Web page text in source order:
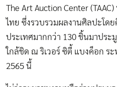
The Art Auction Center
ไทย ซึ่งรวบรวมผลงานศิลปะโ
ประเทศมากกว่า 130 ชิ้นมาประ
ใกล้ชิด ณ ริเวอร์ ซิตี้ แบงค็อก​ ร
2565 นี้